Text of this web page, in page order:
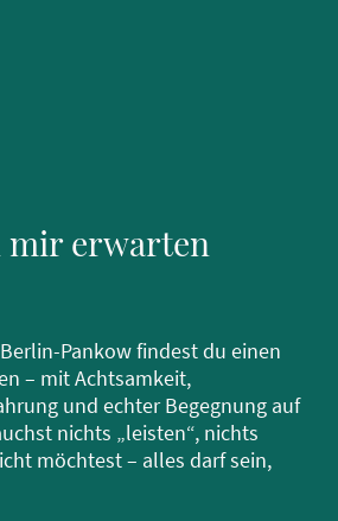
mir erwarten
Pankow findest du einen
– mit Achtsamkeit,
und echter Begegnung auf
nichts „leisten“, nichts
möchtest – alles darf sein,